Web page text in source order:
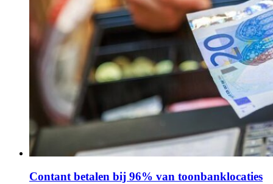
Contant betalen bij 96% van toonbanklocaties